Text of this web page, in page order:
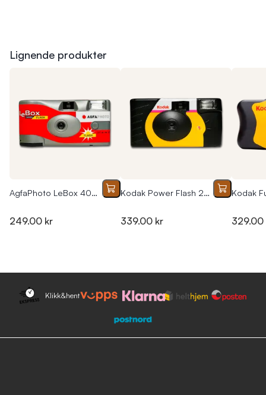
Lignende produkter
AgfaPhoto LeBox 400 27 bilder
249.00 kr
Kodak Power Flash 27+12 Engangskamera
339.00 kr 329.00
Klikk&hent